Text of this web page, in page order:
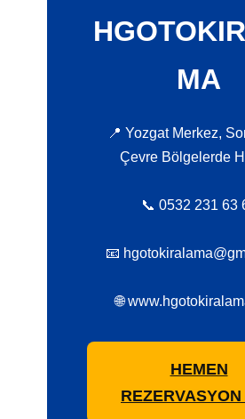
MA
📍 Yozgat Merkez,
Çevre Bölgelerde
📞 0532 231 63
📧
🌐
HEMEN
REZERVASYON